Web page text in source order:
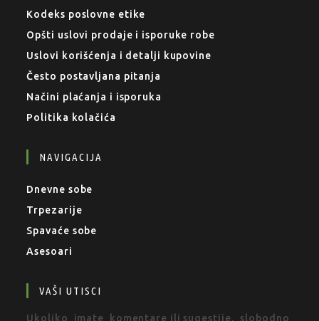
Kodeks poslovne etike
Opšti uslovi prodaje i isporuke robe
Uslovi korišćenja i detalji kupovine
Često postavljana pitanja
Načini plaćanja i isporuka
Politika kolačića
NAVIGACIJA
Dnevne sobe
Trpezarije
Spavaće sobe
Asesoari
VAŠI UTISCI
Ukoliko imate komentare ili sugestije, slobodno